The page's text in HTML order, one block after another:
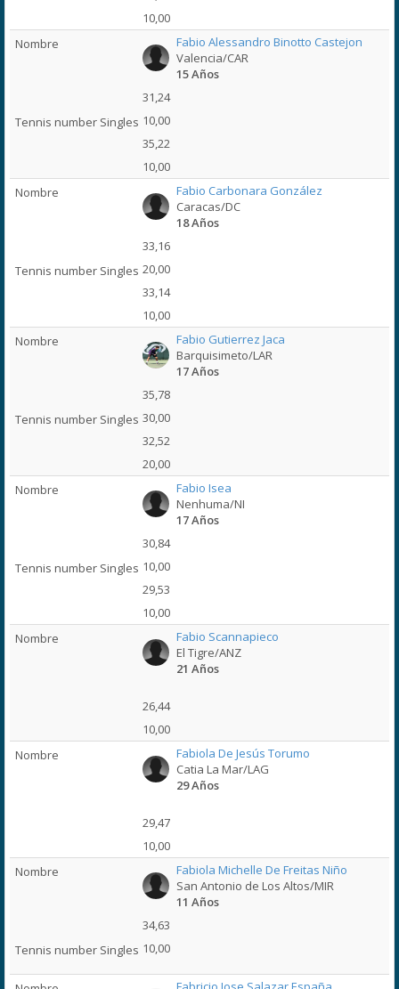
10,00
Fabio Alessandro Binotto Castejon
Valencia/CAR
15 Años
31,24
10,00
35,22
10,00
Fabio Carbonara González
Caracas/DC
18 Años
33,16
20,00
33,14
10,00
Fabio Gutierrez Jaca
Barquisimeto/LAR
17 Años
35,78
30,00
32,52
20,00
Fabio Isea
Nenhuma/NI
17 Años
30,84
10,00
29,53
10,00
Fabio Scannapieco
El Tigre/ANZ
21 Años
26,44
10,00
Fabiola De Jesús Torumo
Catia La Mar/LAG
29 Años
29,47
10,00
Fabiola Michelle De Freitas Niño
San Antonio de Los Altos/MIR
11 Años
34,63
10,00